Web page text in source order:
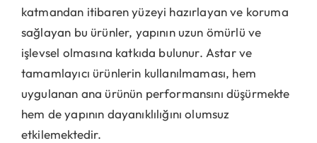
katmandan itibaren yüzeyi hazırlayan ve koruma
sağlayan bu ürünler, yapının uzun ömürlü ve
işlevsel olmasına katkıda bulunur. Astar ve
tamamlayıcı ürünlerin kullanılmaması, hem
uygulanan ana ürünün performansını düşürmekte
hem de yapının dayanıklılığını olumsuz
etkilemektedir.